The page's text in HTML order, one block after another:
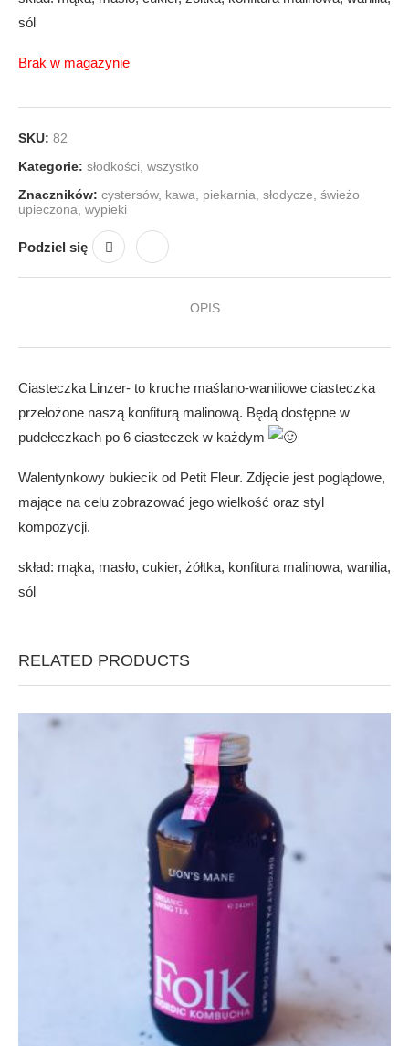
sól
Brak w magazynie
SKU: 82
Kategorie: słodkości wszystko
Znaczników: cystersów, kawa piekarnia słodycze świeżo
upieczona wypieki
Podziel się
OPIS
Ciasteczka Linzer- to kruche maślano-waniliowe ciasteczka
przełożone naszą konfiturą malinową. Będą dostępne w
pudełeczkach po 6 ciasteczek w każdym
Walentynkowy bukiecik od Petit Fleur. Zdjęcie jest poglądowe,
mające na celu zobrazować jego wielkość oraz styl
kompozycji.
skład: mąka, masło, cukier, żółtka, konfitura malinowa, wanilia,
sól
RELATED PRODUCTS